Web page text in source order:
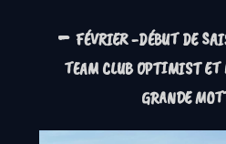
- FÉVRIER -DÉBUT DE
TEAM CLUB OPTIMIST ET
GRANDE